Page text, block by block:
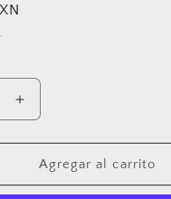
Aumentar
cantidad
para
COLLAR
SIMONE
Agregar al carrito